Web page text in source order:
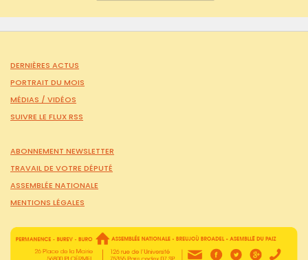
DERNIÈRES ACTUS
PORTRAIT DU MOIS
MÉDIAS / VIDÉOS
SUIVRE LE FLUX RSS
ABONNEMENT NEWSLETTER
TRAVAIL DE VOTRE DÉPUTÉ
ASSEMBLÉE NATIONALE
MENTIONS LÉGALES